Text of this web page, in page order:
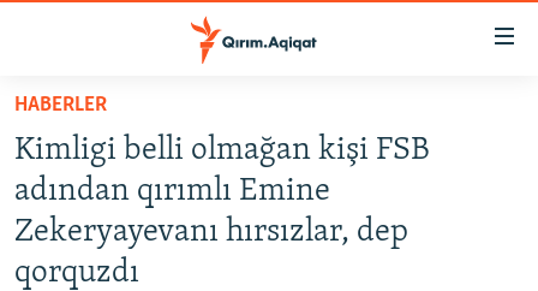
Esas
qaytmaq
Baş
navigatsiyağa
qaytmaq
Qıdıruvğa
HABERLER
SİYASET
İQTİSADİYAT
HABERLER
Kimligi belli olmağan kişi FSB
adından qırımlı Emine
Zekeryayevanı hırsızlar, dep
qorquzdı